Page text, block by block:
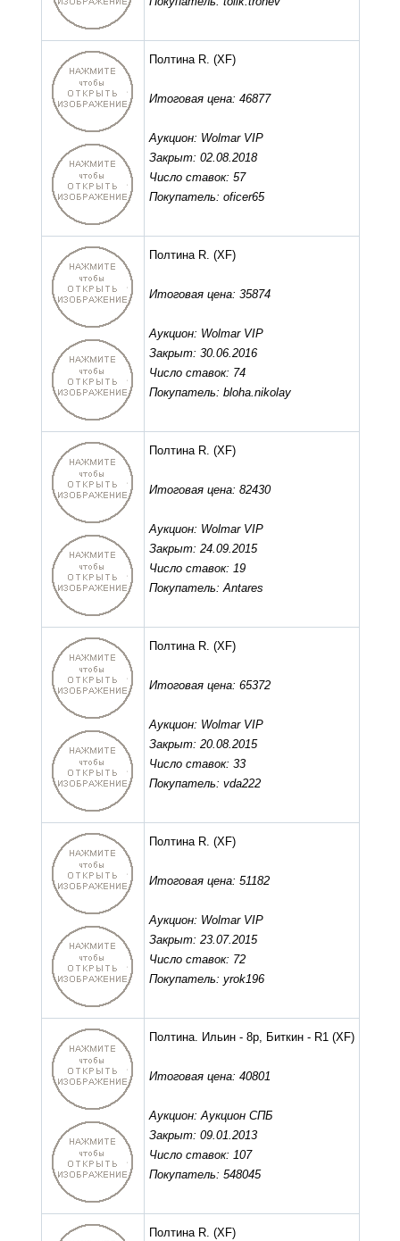
Полтина R. (XF)
Итоговая цена: 46877
Аукцион: Wolmar VIP
Закрыт: 02.08.2018
Число ставок: 57
Покупатель: oficer65
Полтина R. (XF)
Итоговая цена: 35874
Аукцион: Wolmar VIP
Закрыт: 30.06.2016
Число ставок: 74
Покупатель: bloha.nikolay
Полтина R. (XF)
Итоговая цена: 82430
Аукцион: Wolmar VIP
Закрыт: 24.09.2015
Число ставок: 19
Покупатель: Antares
Полтина R. (XF)
Итоговая цена: 65372
Аукцион: Wolmar VIP
Закрыт: 20.08.2015
Число ставок: 33
Покупатель: vda222
Полтина R. (XF)
Итоговая цена: 51182
Аукцион: Wolmar VIP
Закрыт: 23.07.2015
Число ставок: 72
Покупатель: yrok196
Полтина. Ильин - 8р, Биткин - R1(XF)
Итоговая цена: 40801
Аукцион: Аукцион СПБ
Закрыт: 09.01.2013
Число ставок: 107
Покупатель: 548045
Полтина R. (XF)